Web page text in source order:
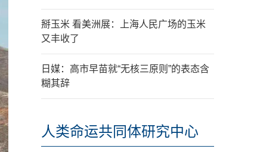
掰玉米 看美洲展：上海人民广场的玉米
又丰收了
日媒：高市早苗就“无核三原则”的表态含
糊其辞
人类命运共同体研究中心